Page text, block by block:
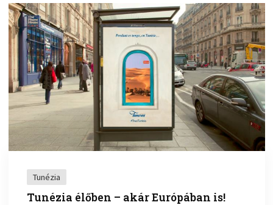
Tunézia
Tunézia élőben – akár Európában is!